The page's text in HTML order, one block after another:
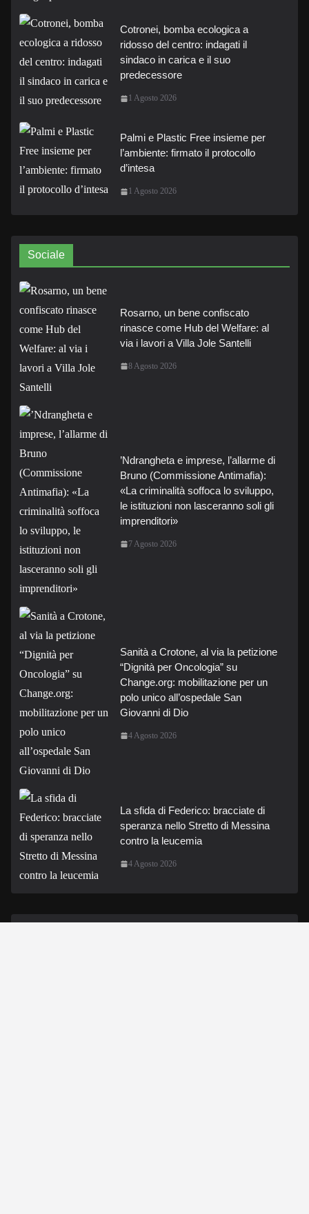
Cotronei, bomba ecologica a
ridosso del centro: indagati il
sindaco in carica e il suo
predecessore
1 Agosto 2026
Palmi e Plastic Free insieme per
l’ambiente: firmato il protocollo
d’intesa
1 Agosto 2026
Sociale
Rosarno, un bene confiscato
rinasce come Hub del Welfare: al
via i lavori a Villa Jole Santelli
8 Agosto 2026
’Ndrangheta e imprese, l’allarme di
Bruno (Commissione Antimafia):
«La criminalità soffoca lo sviluppo,
le istituzioni non lasceranno soli gli
imprenditori»
7 Agosto 2026
Sanità a Crotone, al via la petizione
“Dignità per Oncologia” su
Change.org: mobilitazione per un
polo unico all’ospedale San
Giovanni di Dio
4 Agosto 2026
La sfida di Federico: bracciate di
speranza nello Stretto di Messina
contro la leucemia
4 Agosto 2026